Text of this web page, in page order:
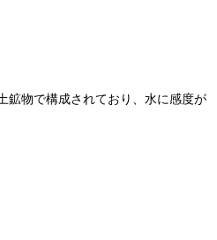
鉱物で構成されており、水に感度が